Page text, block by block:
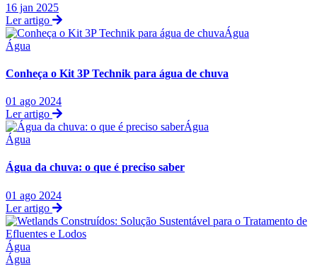
16 jan 2025
Ler artigo
Água
Água
Conheça o Kit 3P Technik para água de chuva
01 ago 2024
Ler artigo
Água
Água
Água da chuva: o que é preciso saber
01 ago 2024
Ler artigo
Água
Água